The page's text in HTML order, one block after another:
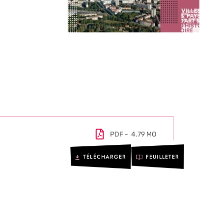
PDF 4.79 MO
TÉLÉCHARGER FEUILLETER